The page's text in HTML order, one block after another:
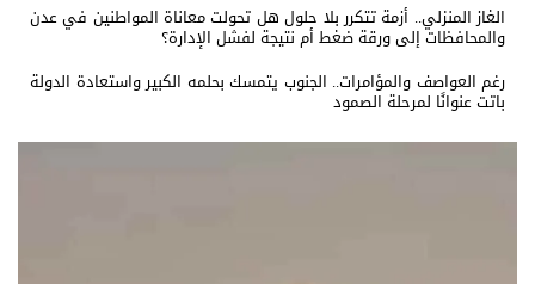
الغاز المنزلي.. أزمة تتكرر بلا حلول هل تحولت معاناة المواطنين في عدن
والمحافظات إلى ورقة ضغط أم نتيجة لفشل الإدارة؟
رغم العواصف والمؤامرات.. الجنوب يتمسك بحلمه الكبير واستعادة الدولة
باتت عنوانًا لمرحلة الصمود